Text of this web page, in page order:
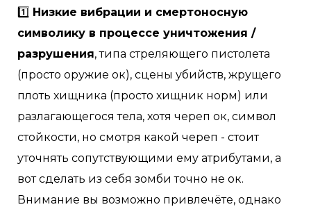
1️⃣ Низкие вибрации и смертоносную
символику в процессе уничтожения /
разрушения, типа стреляющего пистолета
(просто оружие ок), сцены убийств, жрущего
плоть хищника (просто хищник норм) или
разлагающегося тела, хотя череп ок, символ
стойкости, но смотря какой череп - стоит
уточнять сопутствующими ему атрибутами, а
вот сделать из себя зомби точно не ок.
Внимание вы возможно привлечёте, однако